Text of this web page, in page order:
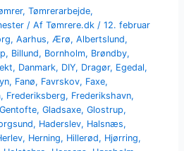
,Tømrerarbejde,
/ AfTømrere.dk/12. februar
,Aarhus,Ærø,Albertslund,
, Billund, Bornholm, Brøndby,
, Danmark, DIY, Dragør, Egedal,
, Fanø, Favrskov, Faxe,
, Frederiksberg, Frederikshavn,
Gentofte,Gladsaxe,Glostrup,
, Haderslev, Halsnæs,
, Herning, Hillerød, Hjørring,